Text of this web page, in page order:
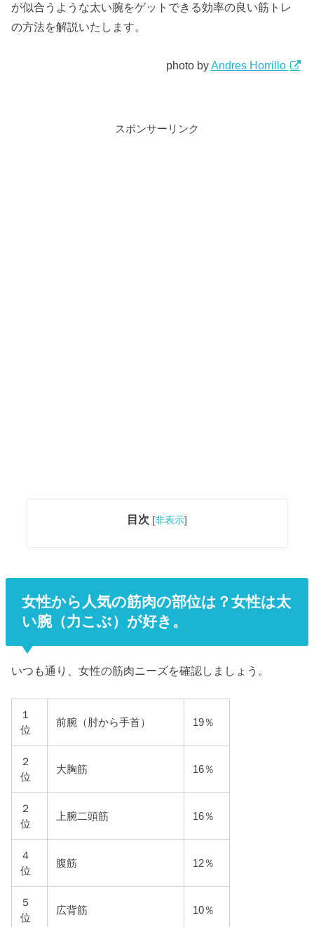
が似合うような太い腕をゲットできる効率の良い筋トレ
の方法を解説いたします。
photo byAndres Horrillo
スポンサーリンク
目次 [非表示]
女性から人気の筋肉の部位は？女性は太
い腕（力こぶ）が好き。
いつも通り、女性の筋肉ニーズを確認しましょう。
１
位
前腕（肘から手首） 19％
２
位
大胸筋 16％
２
位
上腕二頭筋 16％
４
位
腹筋 12％
５
位
広背筋 10％